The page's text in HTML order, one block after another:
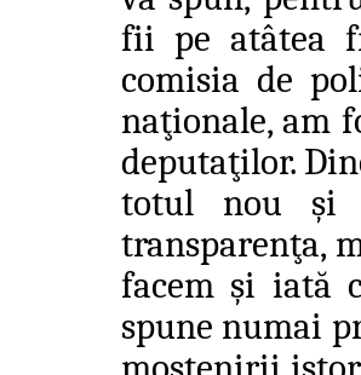
fii pe atâtea
comisia de
naţionale, am
deputaţilor.
totul nou şi
transparenţa,
facem şi iată
spune numai